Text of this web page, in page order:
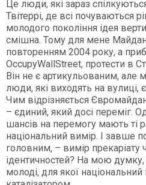
Це люди, які зараз
Твітеррі, де всі почуваються
молодого покоління ідея
смішна. Тому для мене
повторенням 2004 року, а
OccupyWallStreet, протести в
Він не є артикульованим, але
люди, які виходять на
Чим відрізняється
– єдиний, який досі переміг.
шансів на перемогу мають ті
національний вимір. І завше
головним, – вимір прекаріату
ідентичностей? На мою
молоді, для якої національний